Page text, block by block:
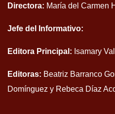
Directora: María del Carmen
Jefe del Informativo:
Editora Principal: Isamary
Editoras: Beatriz Barranco
Domínguez y Rebeca Díaz